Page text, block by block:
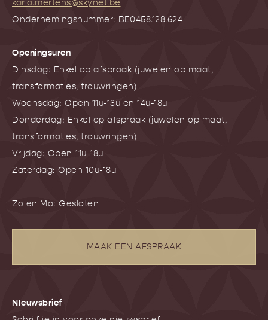
karla.mertens@skynet.be
Ondernemingsnummer: BE0458.128.624
Openingsuren
Dinsdag: Enkel op afspraak (juwelen op maat,
transformaties, trouwringen)
Woensdag: Open 11u-13u en 14u-18u
Donderdag: Enkel op afspraak (juwelen op maat,
transformaties, trouwringen)
Vrijdag: Open 11u-18u
Zaterdag: Open 10u-18u
Zo en Ma: Gesloten
MAAK EEN AFSPRAAK
NIeuwsbrief